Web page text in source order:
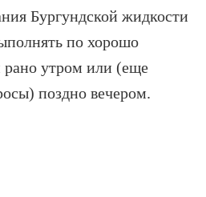
Бургундской жидкости
по хорошо
утром или (еще
поздно вечером.